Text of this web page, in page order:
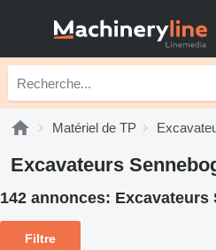
Matériel de TP
Excavateurs
142 annonces: Excavateurs
Filtre